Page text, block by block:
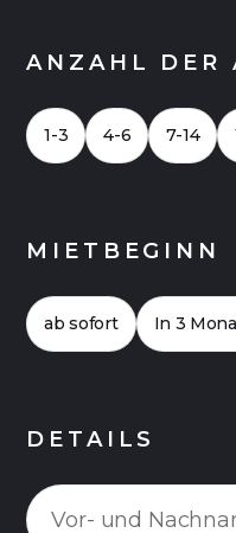
ANZAHL DER
1-3 4-6 7-14
MIETBEGINN
ab sofort In 3
DETAILS